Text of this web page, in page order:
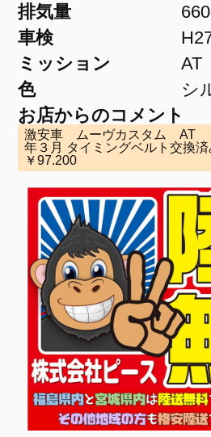
排気量
車検
ミッション
AT
色
シ
お店からのコメント
激安車 ムーヴカスタム AT
年３月 タイミングベルト交換
￥97.200